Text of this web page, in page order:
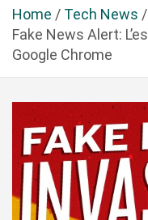
Home
Tech News
Fake News Alert:
Google Chrome